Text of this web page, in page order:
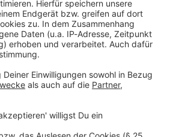
Kontaktformular
Sprachnachricht
© dpa-infocom, dpa:260509-930-56282/1